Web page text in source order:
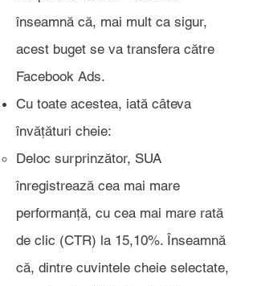
înseamnă că, mai mult ca sigur,
acest buget se va transfera către
Facebook Ads.
Cu toate acestea, iată câteva
învățături cheie:
Deloc surprinzător, SUA
înregistrează cea mai mare
performanță, cu cea mai mare rată
de clic (CTR) la 15,10%. Înseamnă
că, dintre cuvintele cheie selectate,